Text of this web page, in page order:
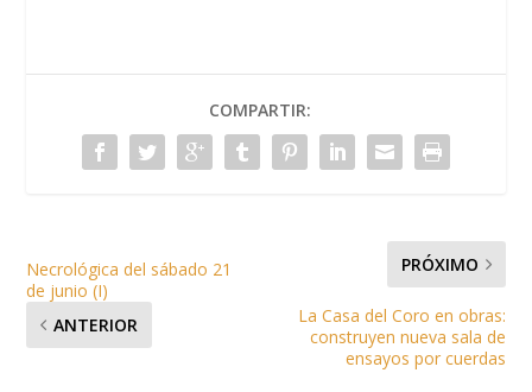
COMPARTIR:
Necrológica del sábado 21
de junio (I)
ANTERIOR
PRÓXIMO
La Casa del Coro en obras:
construyen nueva sala de
ensayos por cuerdas